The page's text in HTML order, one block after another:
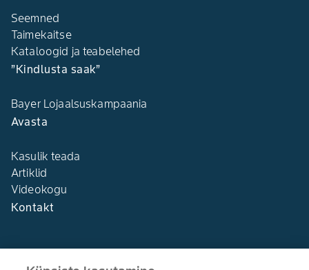
Seemned
Taimekaitse
Kataloogid ja teabelehed
”Kindlusta saak”
Bayer Lojaalsuskampaania
Avasta
Kasulik teada
Artiklid
Videokogu
Kontakt